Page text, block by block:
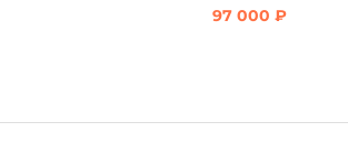
97 000 ₽